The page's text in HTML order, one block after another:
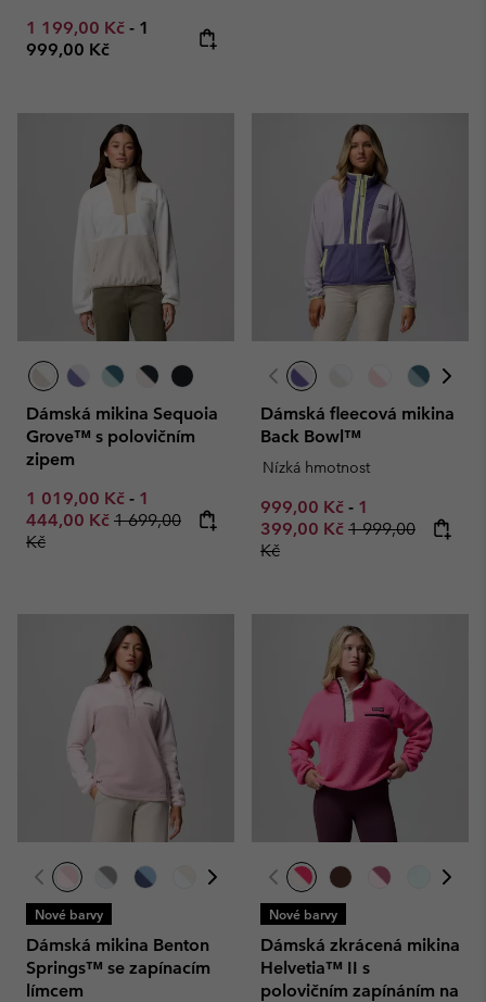
Minimum sale price:
1 199,00 Kč - Maximum price:
1
999,00 Kč
Dámská mikina Sequoia
Grove™ s polovičním
zipem
Minimum sale price:
1 019,00 Kč - Maximum sale price:
1
444,00 Kč Regular price:
1 699,00
Kč
Dámská fleecová mikina
Back Bowl™
Nízká hmotnost
Minimum sale price:
999,00 Kč - Maximum sale
1
399,00 Kč Regular price:
1 999,00
Kč
Nové barvy
Dámská mikina Benton
Springs™ se zapínacím
límcem
Nové barvy
Dámská zkrácená mikina
Helvetia™ II s
polovičním zapínáním na